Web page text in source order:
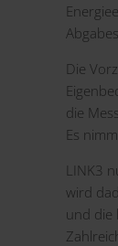
Die
die
Es
LINK3
wird
und die